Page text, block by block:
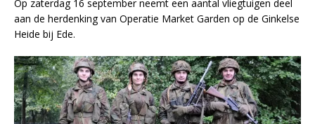
Op zaterdag 16 september neemt een aantal vliegtuigen deel
aan de herdenking van Operatie Market Garden op de Ginkelse
Heide bij Ede.